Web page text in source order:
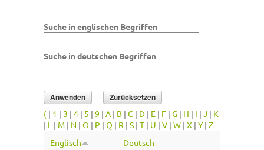
Suche in englischen Begriffen
Suche in deutschen Begriffen
( | 1 | 3 | 4 | 5 | 9 | A | B | C | D | E | F | G | H | I | J | K
| L | M | N | O | P | Q | R | S | T | U | V | W | X | Y | Z
Englisch
Deutsch